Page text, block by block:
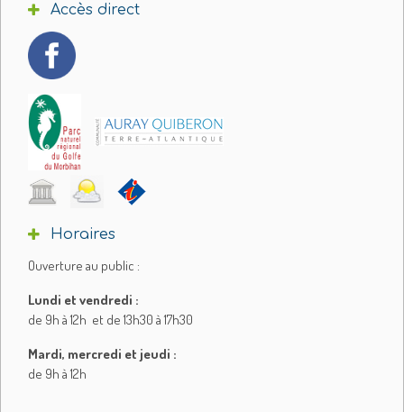
Accès direct
Horaires
Ouverture au public :
Lundi et vendredi :
de 9h à 12h et de 13h30 à 17h30
Mardi, mercredi et jeudi :
de 9h à 12h